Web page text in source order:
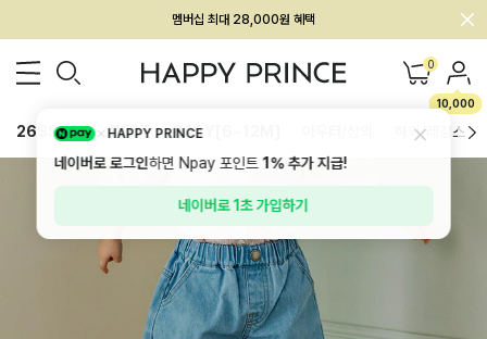
회원전용 아울렛, 가입하면 ~60% 할인!
멤버십 최대 28,000원 혜택 0
10,000
26SS 신상 BEST BABY[6~12M] 하의/레깅스
HAPPY PRINCE
네이버로 로그인하면 Npay 포인트1%추가 지급!
네이버로 1초 가입하기